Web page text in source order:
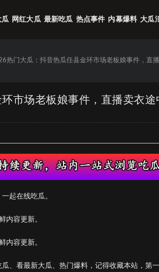
网红大瓜 最新吃瓜 热点事件 内幕爆料 大瓜
热门大瓜：抖音热瓜任县金环市场老板娘事件，直
市场老板娘事件，直播卖衣途
起在线吃瓜。
内容更新。
内容更新。
、看最新大瓜、热门爆料，记得收藏本站，第